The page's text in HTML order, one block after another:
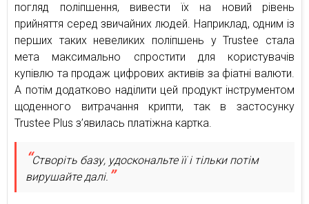
погляд поліпшення, вивести їх на новий рівень
прийняття серед звичайних людей. Наприклад, одним із
перших таких невеликих поліпшень у Trustee стала
мета максимально спростити для користувачів
купівлю та продаж цифрових активів за фіатні валюти.
А потім додатково наділити цей продукт інструментом
щоденного витрачання крипти, так в застосунку
Trustee Plus з’явилась платіжна картка.
Створіть базу, удоскональте її і тільки потім
вирушайте далі.